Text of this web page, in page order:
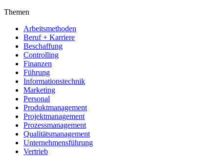
Themen
Arbeitsmethoden
Beruf + Karriere
Beschaffung
Controlling
Finanzen
Führung
Informationstechnik
Marketing
Personal
Produktmanagement
Projektmanagement
Prozessmanagement
Qualitätsmanagement
Unternehmensführung
Vertrieb